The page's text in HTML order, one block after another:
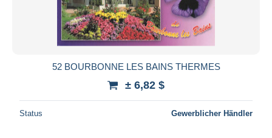
52 BOURBONNE LES BAINS THERMES
± 6,82 $
Status Gewerblicher Händler